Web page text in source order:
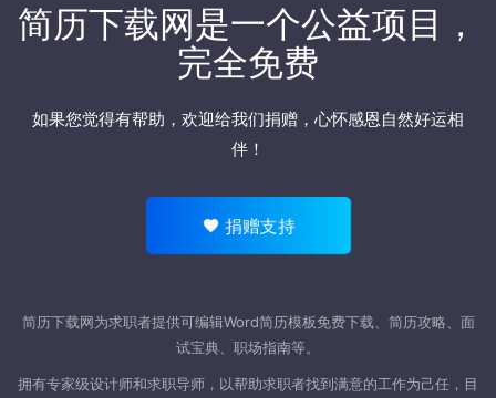
简历下载网是一个公益项目，
完全免费
如果您觉得有帮助，欢迎给我们捐赠 ，心怀感恩自然好运相
伴！
捐赠支持
简历下载网为求职者提供可编辑Word简历模板免费下载、简历攻略、面
试宝典、职场指南等。
拥有专家级设计师和求职导师，以帮助求职者找到满意的工作为己任，目